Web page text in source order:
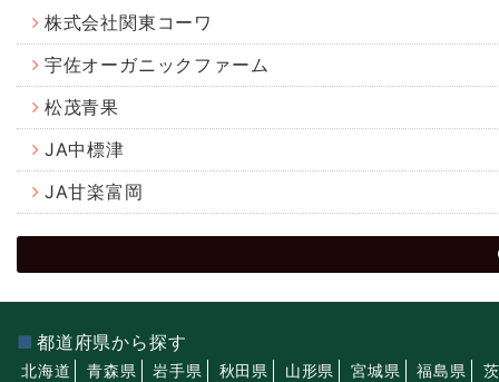
株式会社関東コーワ
宇佐オーガニックファーム
松茂青果
JA中標津
JA甘楽富岡
都道府県から探す
北海道 青森県 岩手県 秋田県 山形県 宮城県 福島県